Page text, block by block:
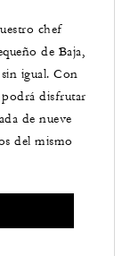
chef
de Baja,
igual. Con
podrá disfrutar
de nueve
del mismo